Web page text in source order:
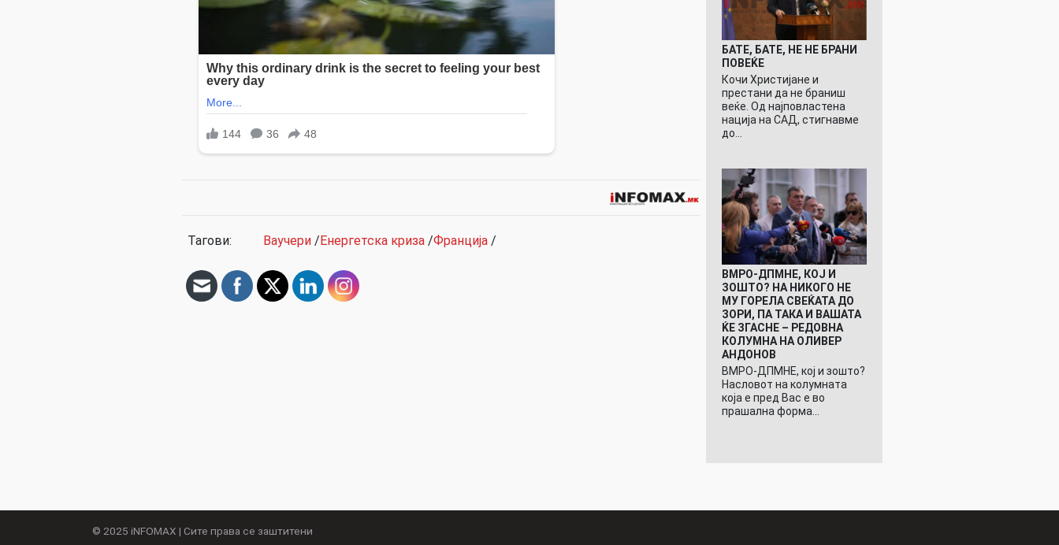
Тагови: Ваучери / Енергетска криза /Франција /
БАТЕ, БАТЕ, НЕ НЕ БРАНИ
ПОВЕЌЕ
Кочи Христијане и
престани да не браниш
веќе. Од најповластена
нација на САД, стигнавме
до…
ВМРО-ДПМНЕ, КОЈ И
ЗОШТО? НА НИКОГО НЕ
МУ ГОРЕЛА СВЕЌАТА ДО
ЗОРИ, ПА ТАКА И ВАШАТА
ЌЕ ЗГАСНЕ – РЕДОВНА
КОЛУМНА НА ОЛИВЕР
АНДОНОВ
ВМРО-ДПМНЕ, кој и зошто?
Насловот на колумната
која е пред Вас е во
прашална форма…
© 2025 iNFOMAX | Сите права се заштитени